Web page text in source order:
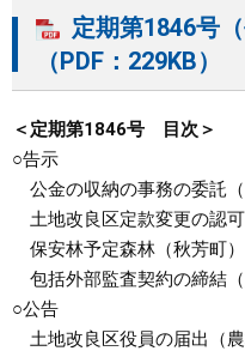
定期第1846号
（PDF：229KB）
＜定期第1846号 目次＞
○告示
公金の収納の事務の委託（
土地改良区定款変更の認可
保安林予定森林（秋芳町）
包括外部監査契約の締結（
○公告
土地改良区役員の届出（農